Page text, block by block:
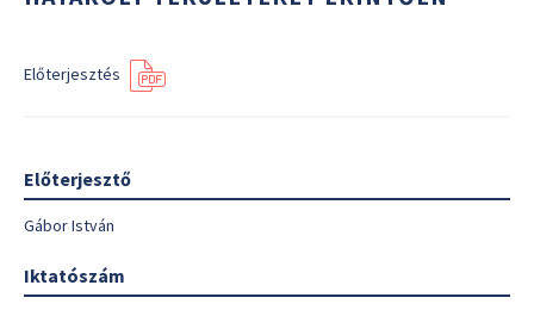
Előterjesztés
Előterjesztő
Gábor István
Iktatószám